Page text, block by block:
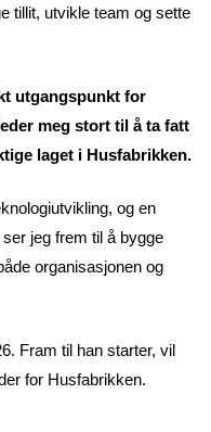
tillit, utvikle team og sette
utgangspunkt for
meg stort til å ta fatt
laget i Husfabrikken.
og en
jeg frem til å bygge
organisasjonen og
Fram til han starter, vil
for Husfabrikken.